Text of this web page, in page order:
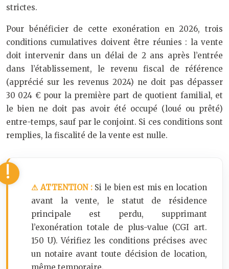
strictes.
Pour bénéficier de cette exonération en 2026, trois
conditions cumulatives doivent être réunies : la vente
doit intervenir dans un délai de 2 ans après l’entrée
dans l’établissement, le revenu fiscal de référence
(apprécié sur les revenus 2024) ne doit pas dépasser
30 024 € pour la première part de quotient familial, et
le bien ne doit pas avoir été occupé (loué ou prêté)
entre-temps, sauf par le conjoint. Si ces conditions sont
remplies, la fiscalité de la vente est nulle.
⚠ ATTENTION :Si le bien est mis en location
avant la vente, le statut de résidence
principale est perdu, supprimant
l’exonération totale de plus-value (CGI art.
150 U). Vérifiez les conditions précises avec
un notaire avant toute décision de location,